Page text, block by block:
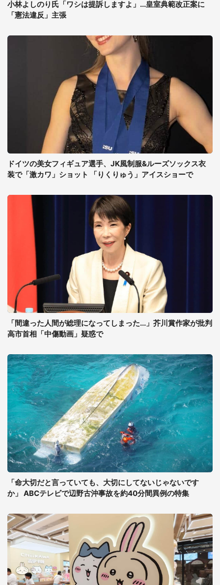
小林よしのり氏「ワシは提訴しますよ」...皇室典範改正案に
「憲法違反」主張
ドイツの美女フィギュア選手、JK風制服&ルーズソックス衣
装で「激カワ」ショット 「りくりゅう」アイスショーで
「間違った人間が総理になってしまった...」芥川賞作家が批判
高市首相「中傷動画」疑惑で
「命大切だと言っていても、大切にしてないじゃないです
か」 ABCテレビで辺野古沖事故を約40分間異例の特集